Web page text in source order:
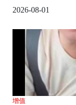
2026-08-01
增值